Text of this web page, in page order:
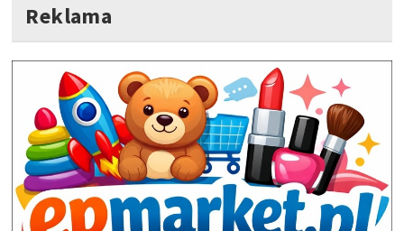
Reklama